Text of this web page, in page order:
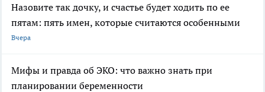
Назовите так дочку, и счастье будет ходить по ее
пятам: пять имен, которые считаются особенными
Вчера
Мифы и правда об ЭКО: что важно знать при
планировании беременности